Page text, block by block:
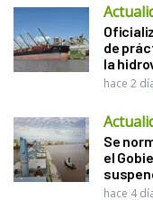
de
la
hace 2
Se
el
hace 4